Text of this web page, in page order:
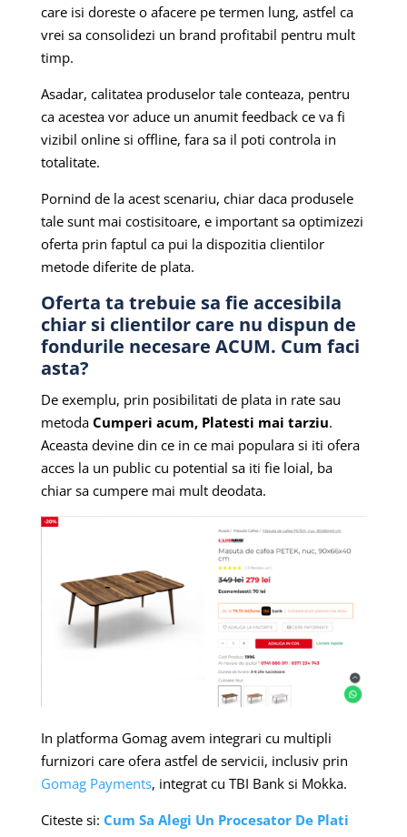
care isi doreste o afacere pe termen lung, astfel ca
vrei sa consolidezi un brand profitabil pentru mult
timp.
Asadar, calitatea produselor tale conteaza, pentru
ca acestea vor aduce un anumit feedback ce va fi
vizibil online si offline, fara sa il poti controla in
totalitate.
Pornind de la acest scenariu, chiar daca produsele
tale sunt mai costisitoare, e important sa optimizezi
oferta prin faptul ca pui la dispozitia clientilor
metode diferite de plata.
Oferta ta trebuie sa fie accesibila
chiar si clientilor care nu dispun de
fondurile necesare ACUM. Cum faci
asta?
De exemplu, prin posibilitati de plata in rate sau
metoda Cumperi acum, Platesti mai tarziu.
Aceasta devine din ce in ce mai populara si iti ofera
acces la un public cu potential sa iti fie loial, ba
chiar sa cumpere mai mult deodata.
In platforma Gomag avem integrari cu multipli
furnizori care ofera astfel de servicii, inclusiv prin
Gomag Payments, integrat cu TBI Bank si Mokka.
Citeste si: Cum Sa Alegi Un Procesator De Plati